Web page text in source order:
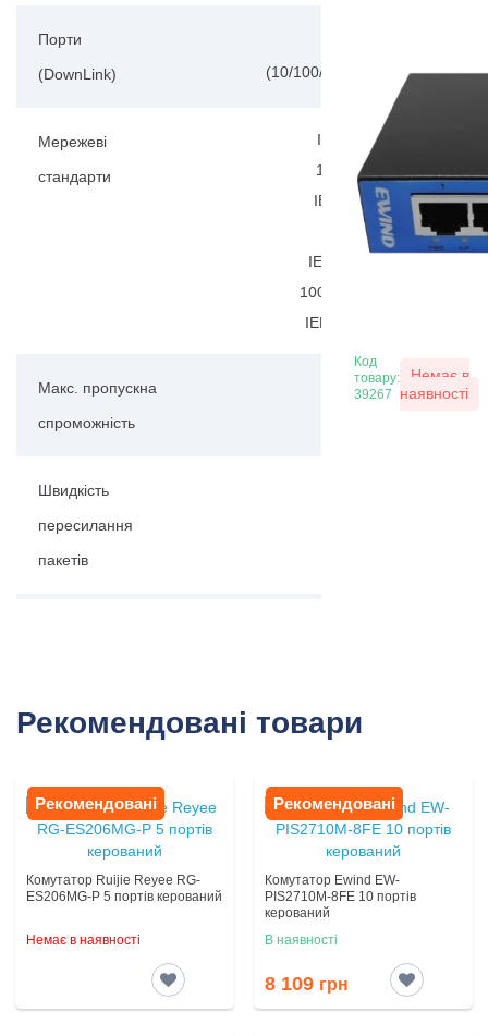
Порти
(DownLink)
(10/100/1000MM)
Мережеві
стандарти
IEEE802.3
10BASE-T;
IEEE802.3i
10Base-T;
IEEE802.3u
100Base-TX;
IEEE802.3x.
Макс. пропускна
спроможність
Швидкість
пересилання
пакетів
Розмір таблиці
Живлення
Зовнішній
адаптер 5V/1A
Код
товару:
39267
Немає в
наявності
Рекомендовані товари
Рекомендовані
Комутатор Ruijie Reyee RG-
ES206MG-P 5 портів керований
Немає в наявності
Рекомендовані
Комутатор Ewind EW-
PIS2710M-8FE 10 портів
керований
В наявності
8 109 грн